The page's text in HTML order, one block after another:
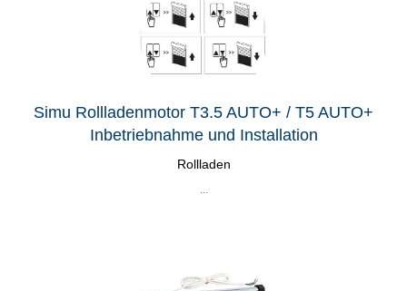
Simu Rollladenmotor T3.5 AUTO+ / T5 AUTO+
Inbetriebnahme und Installation
Rollladen
...